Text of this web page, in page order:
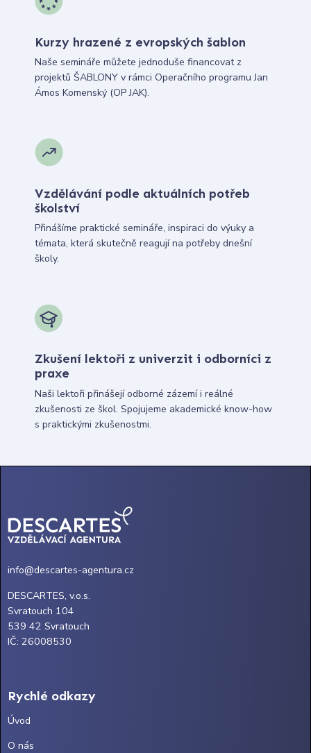
Kurzy hrazené z evropských šablon
Naše semináře můžete jednoduše financovat z
projektů ŠABLONY v rámci Operačního programu Jan
Ámos Komenský (OP JAK).
Vzdělávání podle aktuálních potřeb
školství
Přinášíme praktické semináře, inspiraci do výuky a
témata, která skutečně reagují na potřeby dnešní
školy.
Zkušení lektoři z univerzit i odborníci z
praxe
Naši lektoři přinášejí odborné zázemí i reálné
zkušenosti ze škol. Spojujeme akademické know-how
s praktickými zkušenostmi.
info@descartes-agentura.cz
DESCARTES, v.o.s.
Svratouch 104
539 42 Svratouch
IČ: 26008530
Rychlé odkazy
Úvod
O nás